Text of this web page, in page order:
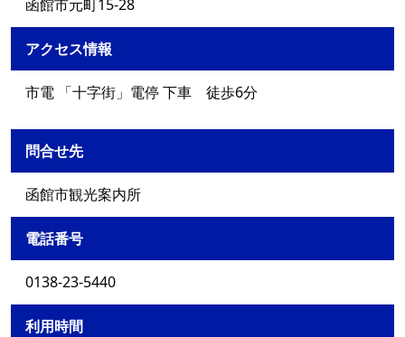
函館市元町15-28
アクセス情報
市電 「十字街」電停 下車 徒歩6分
問合せ先
函館市観光案内所
電話番号
0138-23-5440
利用時間